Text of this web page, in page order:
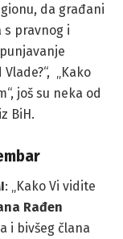
da građani
s pravnog i
„Kako
još su neka od
BiH.
: „Kako Vi vidite
Rađen
i bivšeg člana